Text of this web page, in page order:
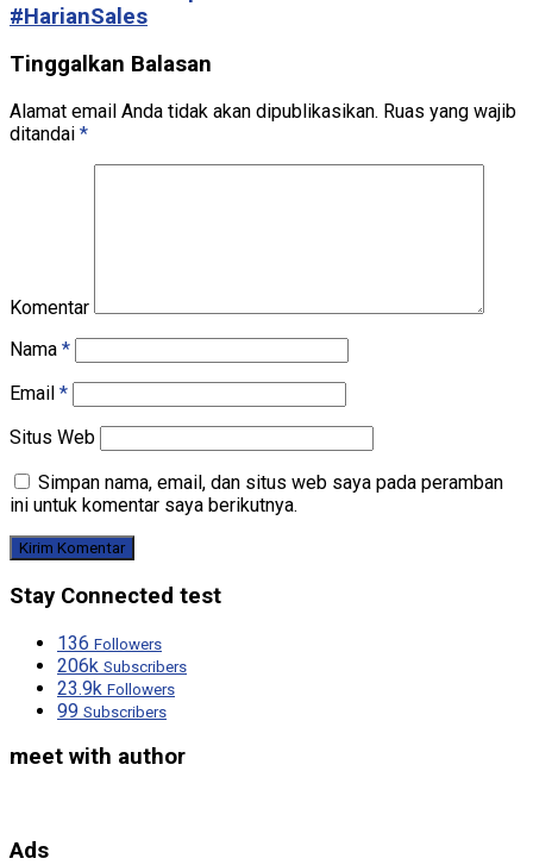
#HarianSales
Tinggalkan Balasan
Alamat email Anda tidak akan dipublikasikan. Ruas yang wajib
ditandai *
Komentar
Nama *
Email *
Situs Web
Simpan nama, email, dan situs web saya pada peramban
ini untuk komentar saya berikutnya.
Stay Connected test
136 Followers
206k Subscribers
23.9k Followers
99 Subscribers
meet with author
Ads